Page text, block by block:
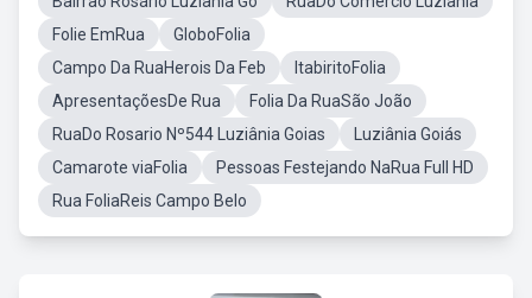
Folie EmRua
GloboFolia
Campo Da RuaHerois Da Feb
ItabiritoFolia
ApresentaçõesDe Rua
Folia Da RuaSão João
RuaDo Rosario Nº544 Luziânia Goias
Luziânia Goiás
Camarote viaFolia
Pessoas Festejando NaRua Full HD
Rua FoliaReis Campo Belo